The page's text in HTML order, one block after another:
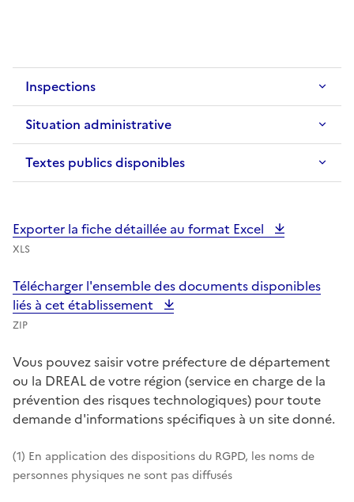
Inspections
Situation administrative
Textes publics disponibles
Exporter la fiche détaillée au format Excel
XLS
Télécharger l'ensemble des documents disponibles
liés à cet établissement
ZIP
Vous pouvez saisir votre préfecture de département
ou la DREAL de votre région (service en charge de la
prévention des risques technologiques) pour toute
demande d'informations spécifiques à un site donné.
(1) En application des dispositions du RGPD, les noms de
personnes physiques ne sont pas diffusés